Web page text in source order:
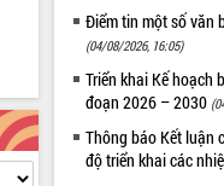
Điểm tin một số văn
(04/08/2026, 16:05)
Triển khai Kế hoạch
đoạn 2026 – 2030
Thông báo Kết luận
độ triển khai các